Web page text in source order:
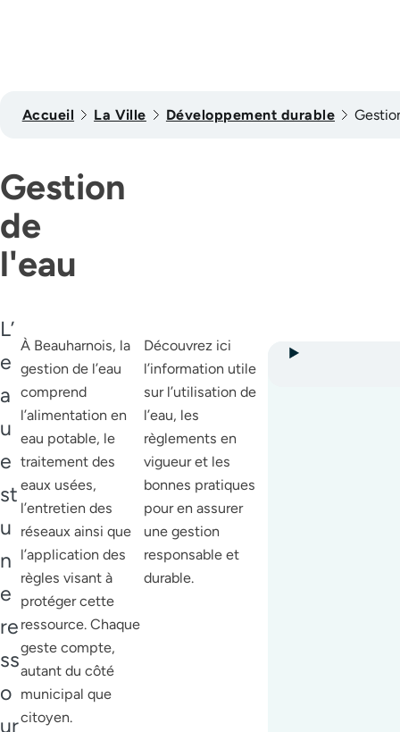
Accueil La Ville Développement durable
Gestion
de
l'eau
L’
e
a
u
e
st
u
n
e
re
ss
o
ur
À Beauharnois, la
gestion de l’eau
comprend
l’alimentation en
eau potable, le
traitement des
eaux usées,
l’entretien des
réseaux ainsi que
l’application des
règles visant à
protéger cette
ressource. Chaque
geste compte,
autant du côté
municipal que
citoyen.
Découvrez ici
l’information utile
sur l’utilisation de
l’eau, les
règlements en
vigueur et les
bonnes pratiques
pour en assurer
une gestion
responsable et
durable.